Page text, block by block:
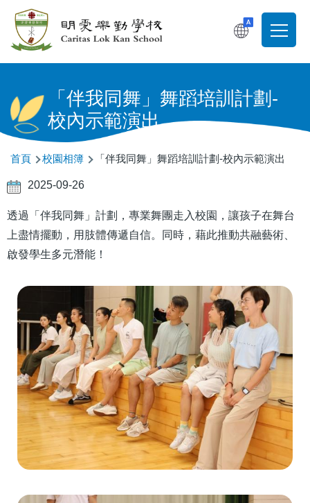
移至主內容
Main
「伴我同舞」舞蹈培訓計劃-
校內示範演出
導
航
結
首頁 校園相簿 「伴我同舞」舞蹈培訓計劃-校內示範演出
2025-09-26
透過「伴我同舞」計劃，專業舞團走入校園，讓孩子在舞台
上盡情擺動，用肢體傳遞自信。同時，藉此推動共融藝術、
啟發學生多元潛能！